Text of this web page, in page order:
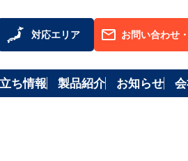
対応エリア お問い合わせ
ち情報 製品紹介 お知らせ